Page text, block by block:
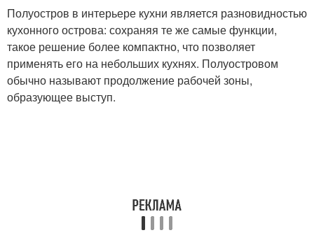
Полуостров в интерьере кухни является разновидностью
кухонного острова: сохраняя те же самые функции,
такое решение более компактно, что позволяет
применять его на небольших кухнях. Полуостровом
обычно называют продолжение рабочей зоны,
образующее выступ.